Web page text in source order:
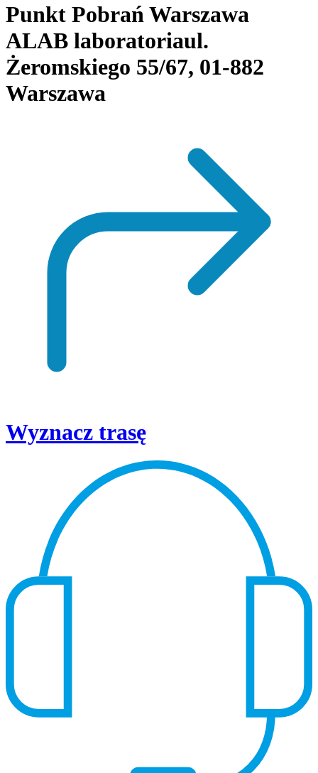
Punkt Pobrań Warszawa
ALAB laboratoriaul.
Żeromskiego 55/67, 01-882
Warszawa
Wyznacz trasę